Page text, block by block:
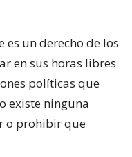
un derecho de los
en sus horas libres
políticas que
existe ninguna
o prohibir que